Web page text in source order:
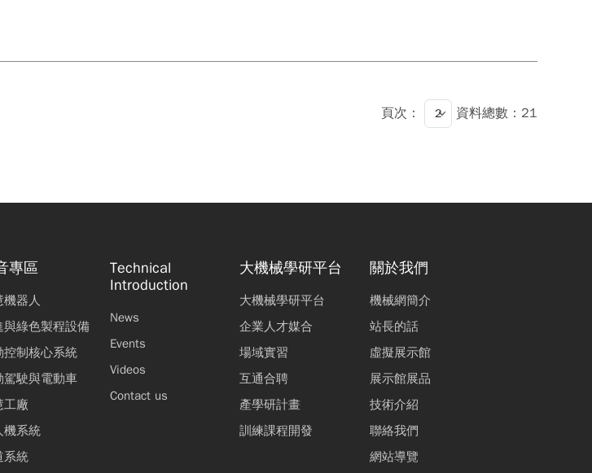
頁次： 資料總數：21
專區
機器人
與綠色製程設備
控制核心系統
駕駛與電動車
工廠
機系統
系統
Technical
Introduction
News
Events
Videos
Contact us
大機械學研平台
大機械學研平台
企業人才媒合
場域實習
互通合聘
產學研計畫
訓練課程開發
關於我們
機械網簡介
站長的話
虛擬展示館
展示館展品
技術介紹
聯絡我們
網站導覽